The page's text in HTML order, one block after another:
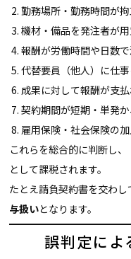
勤務場所・勤務時間が
機材・備品を発注者が
報酬が労働時間や日数
代替要員（他人）に仕
成果に対して報酬が支
契約期間が短期・単発
雇用保険・社会保険の
これらを総合的に判断し
として課税されます。
たとえ請負契約書を交わし
与扱いとなります。
誤判定によ